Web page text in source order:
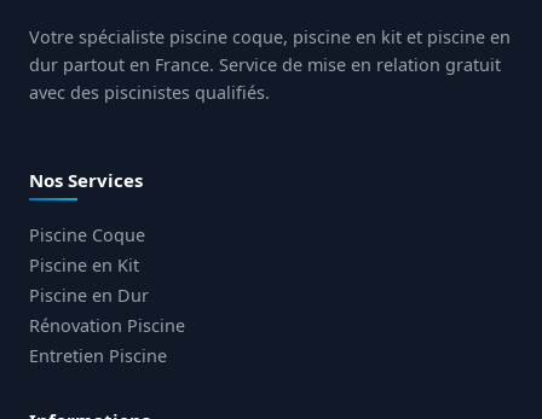
Votre spécialiste piscine coque, piscine en kit et piscine en
dur partout en France. Service de mise en relation gratuit
avec des piscinistes qualifiés.
Nos Services
Piscine Coque
Piscine en Kit
Piscine en Dur
Rénovation Piscine
Entretien Piscine